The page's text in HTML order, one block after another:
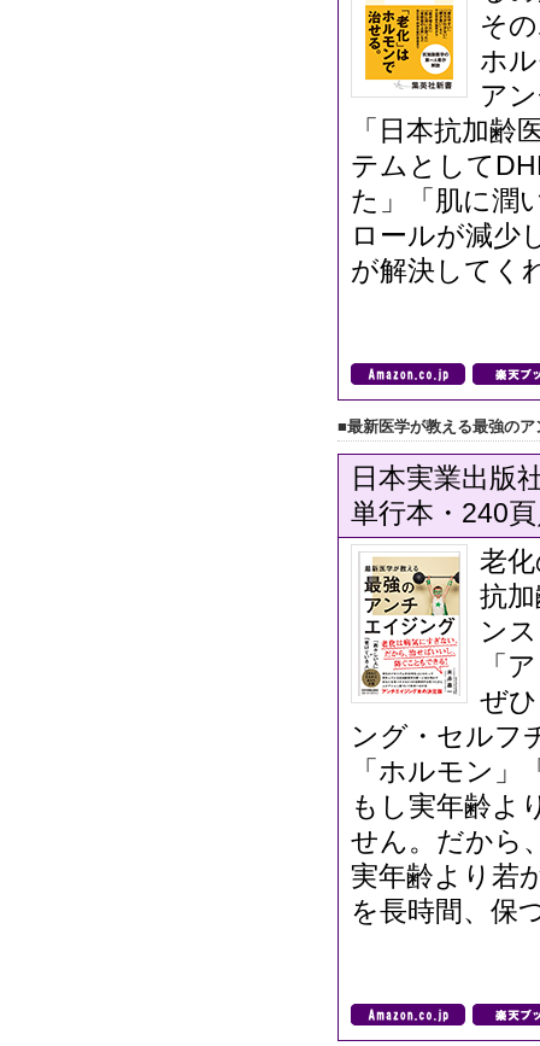
そ
ホ
ア
「日本抗加
テムとして
た」「肌に潤
ロールが減少
が解決してく
■最新医学が教える最強の
日本実業出版
単行本・240
老
抗
ン
「
ぜ
ング・セルフ
「ホルモン
もし実年齢よ
せん。だから
実年齢より若
を長時間、保